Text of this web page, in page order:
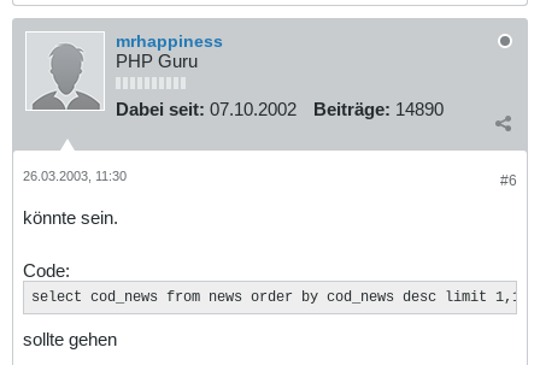
mrhappiness
PHP Guru
Dabei seit: 07.10.2002 Beiträge: 14890
#6
26.03.2003, 11:30
könnte sein.
Code:
select cod_news from news order by cod_news desc limit 1,1
sollte gehen